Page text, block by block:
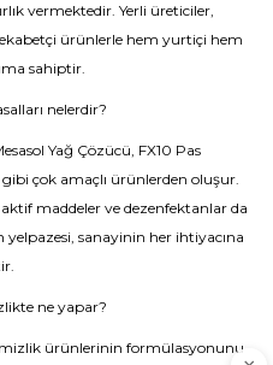
vermektedir. Yerli üreticiler,
ürünlerle hem yurtiçi hem
sahiptir.
nelerdir?
Yağ Çözücü, FX10 Pas
gibi çok amaçlı ürünlerden oluşur.
maddeler ve dezenfektanlar da
sanayinin her ihtiyacına
ne yapar?
ürünlerinin formülasyonunu